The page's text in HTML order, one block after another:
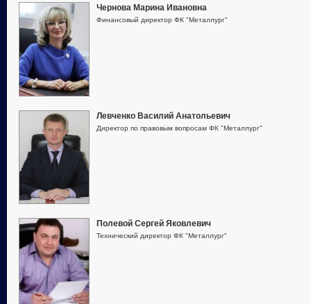
Чернова Марина Ивановна
Финансовый директор ФК "Металлург"
Левченко Василий Анатольевич
Директор по правовым вопросам ФК "Металлург"
Полевой Сергей Яковлевич
Технический директор ФК "Металлург"